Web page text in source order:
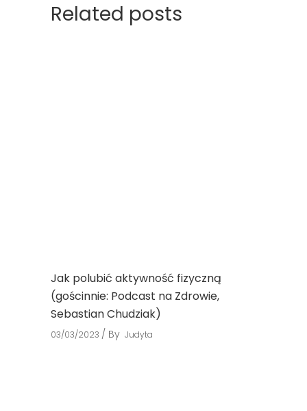
Related posts
Jak polubić aktywność fizyczną
(gościnnie: Podcast na Zdrowie,
Sebastian Chudziak)
03/03/2023 By Judyta